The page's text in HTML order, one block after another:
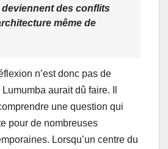
des conflits
même de
n’est donc pas de
aurait dû faire. Il
une question qui
pour de nombreuses
Lorsqu’un centre du